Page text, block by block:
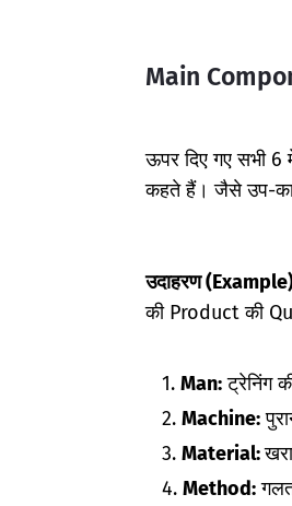
Main
ऊपर दिए गए सभी
कहते हैं। जैसे उप-
उदाहरण
की Product की
Man:ट्रेनिंग
Machine:
Material:
Method: